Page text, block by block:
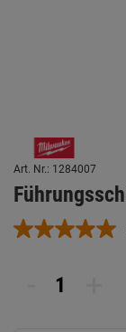
Art. Nr.: 1284007